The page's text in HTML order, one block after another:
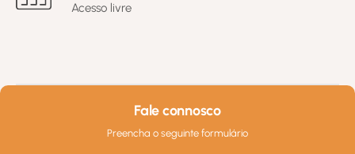
Acesso livre
Fale connosco
Preencha o seguinte formulário